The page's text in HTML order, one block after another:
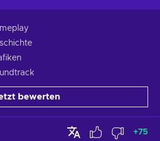
bewerten
+75